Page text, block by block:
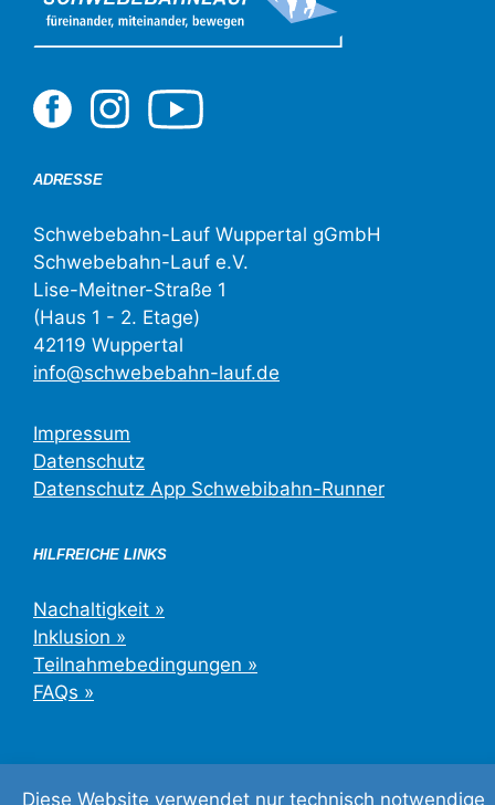
ADRESSE
Schwebebahn-Lauf Wuppertal gGmbH
Schwebebahn-Lauf e.V.
Lise-Meitner-Straße 1
(Haus 1 - 2. Etage)
42119 Wuppertal
info@schwebebahn-lauf.de
Impressum
Datenschutz
Datenschutz App Schwebibahn-Runner
HILFREICHE LINKS
Nachaltigkeit »
Inklusion »
Teilnahmebedingungen »
FAQs »
Diese Website verwendet nur technisch notwendige